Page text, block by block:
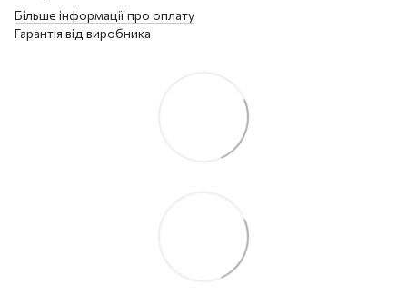
Більше інформації про оплату
Гарантія від виробника